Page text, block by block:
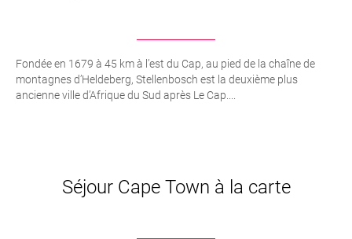
Fondée en 1679 à 45 km à l’est du Cap, au pied de la chaîne de
montagnes d’Heldeberg, Stellenbosch est la deuxième plus
ancienne ville d’Afrique du Sud après Le Cap....
Séjour Cape Town à la carte